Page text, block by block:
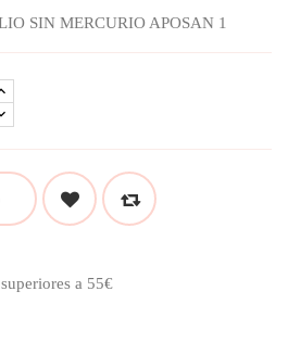
SIN MERCURIO APOSAN 1
a 55€